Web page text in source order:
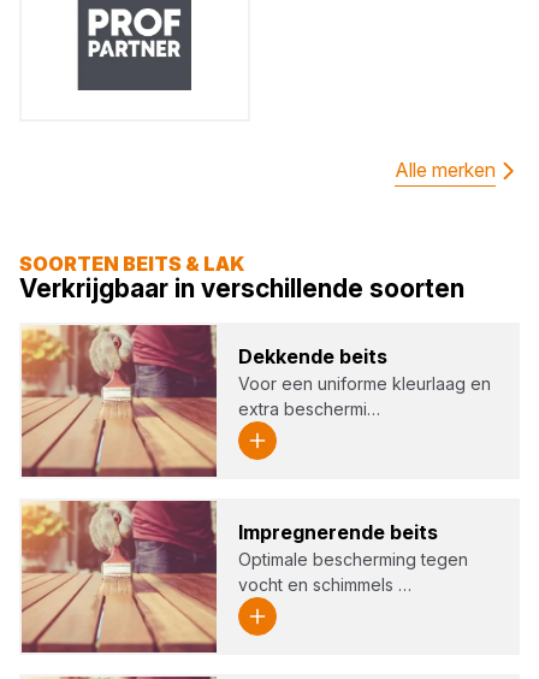
Alle merken
SOORTEN BEITS & LAK
Verkrijgbaar in verschillende soorten
Dek­ken­de beits
Voor een uniforme kleurlaag en
extra beschermi…
Impreg­ne­ren­de beits
Optimale bescherming tegen
vocht en schimmels …